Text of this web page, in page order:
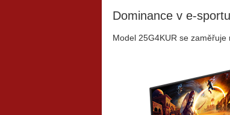
Dominance v e-
Model 25G4KUR se